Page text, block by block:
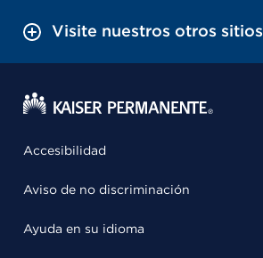
Visite nuestros otros sitios
Accesibilidad
Aviso de no discriminación
Ayuda en su idioma